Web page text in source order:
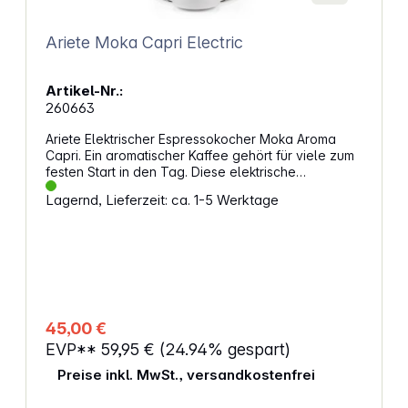
Ariete Moka Capri Electric
Artikel-Nr.:
260663
Ariete Elektrischer Espressokocher Moka Aroma
Capri. Ein aromatischer Kaffee gehört für viele zum
festen Start in den Tag. Diese elektrische
Mokkakanne verbindet den klassischen Stil
italienischer Kaffeekultur mit moderner Technik und
und bringt ein mediterranes Flair in die Küche.
Gleichzeitig sorgt die kabellose Basis für Flexibilität
beim Servieren und Umsetzen. Die Zubereitung
erfolgt unkompliziert, während Funktionen wie die
automatische Abschaltung den Betrieb sicher
Lagernd, Lieferzeit: ca. 1-5 Werktage
45,00 €
EVP** 59,95 € (24.94% gespart)
Preise inkl. MwSt., versandkostenfrei